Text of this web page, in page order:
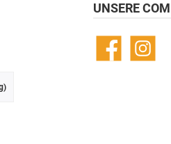
UNSERE
FacebookInstagram